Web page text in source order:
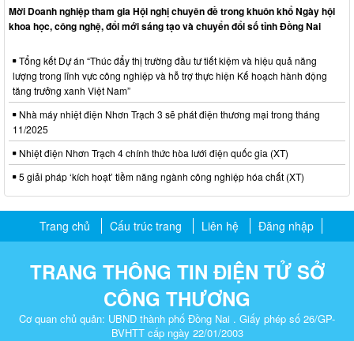
Mời Doanh nghiệp tham gia Hội nghị chuyên đề trong khuôn khổ Ngày hội
khoa học, công nghệ, đổi mới sáng tạo và chuyển đổi số tỉnh Đồng Nai
Tổng kết Dự án “Thúc đẩy thị trường đầu tư tiết kiệm và hiệu quả năng
lượng trong lĩnh vực công nghiệp và hỗ trợ thực hiện Kế hoạch hành động
tăng trưởng xanh Việt Nam”
Nhà máy nhiệt điện Nhơn Trạch 3 sẽ phát điện thương mại trong tháng
11/2025
Nhiệt điện Nhơn Trạch 4 chính thức hòa lưới điện quốc gia (XT)
5 giải pháp ‘kích hoạt’ tiềm năng ngành công nghiệp hóa chất (XT)
Trang chủ Cấu trúc trang Liên hệ Đăng nhập
TRANG THÔNG TIN ĐIỆN TỬ SỞ
CÔNG THƯƠNG
Cơ quan chủ quản: UBND thành phố Đồng Nai . Giấy phép số 26/GP-
BVHTT cấp ngày 22/01/2003